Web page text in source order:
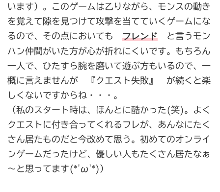
います）。このゲームは乙りながら、モンスの動き
を覚えて隙を見つけて攻撃を当てていくゲームにな
るので、その点においても フレンド と言うモン
ハン仲間がいた方が心が折れにくいです。もちろん
一人で、ひたすら腕を磨いて遊ぶ方もいるので、一
概に言えませんが 『クエスト失敗』 が続くと楽
しくないですからね・・・。
（私のスタート時は、ほんとに酷かった(笑)。よく
クエストに付き合ってくれるフレが、あんなにたく
さん居たものだと今改めて思う。初めてのオンライ
ンゲームだったけど、優しい人もたくさん居たなぁ
～と思ってます(*'ω'*)）